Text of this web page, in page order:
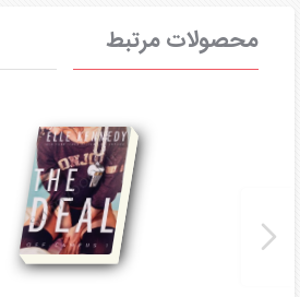
محصولات مرتبط